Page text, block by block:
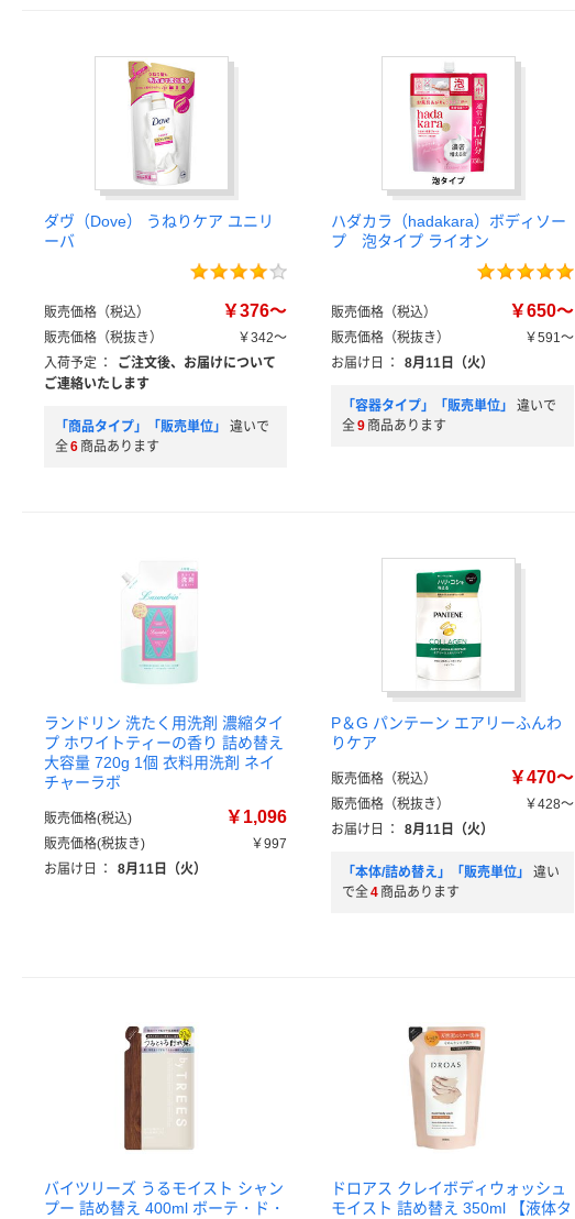
ダヴ（Dove） うねりケア ユニリ
ーバ
販売価格（税込） ￥376～
販売価格（税抜き）
￥342～
入荷予定 ：
ご注文後、お届けについて
ご連絡いたします
「商品タイプ」「販売単位」
違いで
全6 商品あります
ハダカラ（hadakara）ボディソー
プ 泡タイプ ライオン
販売価格（税込） ￥650～
販売価格（税抜き）
￥591～
お届け日
： 8月11日（火）
「容器タイプ」「販売単位」
違いで
全9 商品あります
ランドリン 洗たく用洗剤 濃縮タイ
プ ホワイトティーの香り 詰め替え
大容量 720g 1個 衣料用洗剤 ネイ
チャーラボ
販売価格(税込) ￥1,096
販売価格(税抜き)
￥997
お届け日
： 8月11日（火）
P＆G パンテーン エアリーふんわ
りケア
販売価格（税込） ￥470～
販売価格（税抜き）
￥428～
お届け日
： 8月11日（火）
「本体/詰め替え」「販売単位」
違い
で全4 商品あります
バイツリーズ うるモイスト シャン
プー 詰め替え 400ml ボーテ・ド・
ドロアス クレイボディウォッシュ
モイスト 詰め替え 350ml 【液体タ